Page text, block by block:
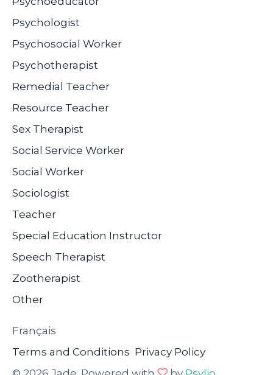
Psychologist
Psychosocial Worker
Psychotherapist
Remedial Teacher
Resource Teacher
Sex Therapist
Social Service Worker
Social Worker
Sociologist
Teacher
Special Education Instructor
Speech Therapist
Zootherapist
Other
Français
Terms and Conditions Privacy Policy